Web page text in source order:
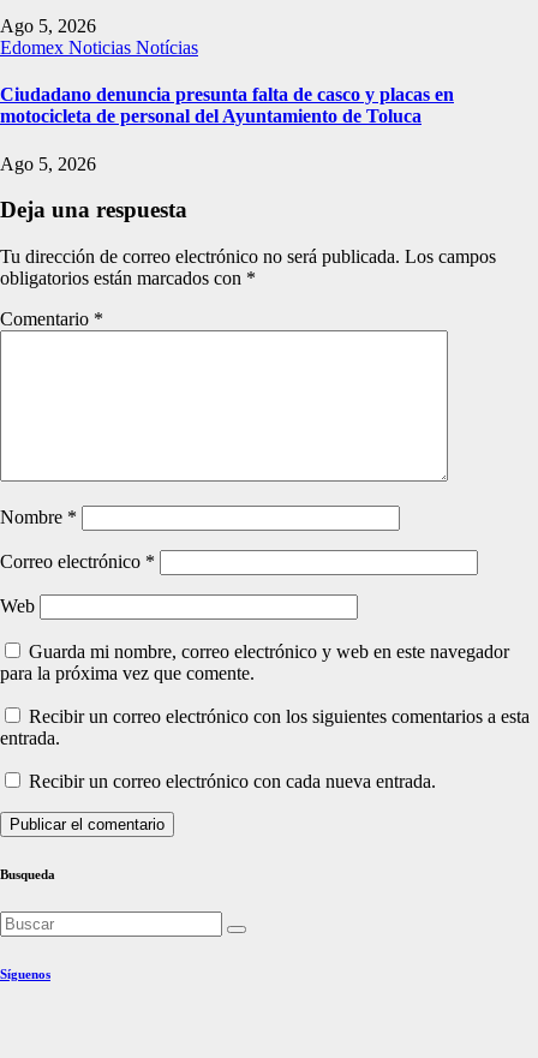
Ago 5, 2026
Edomex Noticias Notícias
Ciudadano denuncia presunta falta de casco y placas en
motocicleta de personal del Ayuntamiento de Toluca
Ago 5, 2026
Deja una respuesta
Tu dirección de correo electrónico no será publicada. Los campos
obligatorios están marcados con *
Comentario *
Nombre *
Correo electrónico *
Web
Guarda mi nombre, correo electrónico y web en este navegador
para la próxima vez que comente.
Recibir un correo electrónico con los siguientes comentarios a esta
entrada.
Recibir un correo electrónico con cada nueva entrada.
Busqueda
Síguenos